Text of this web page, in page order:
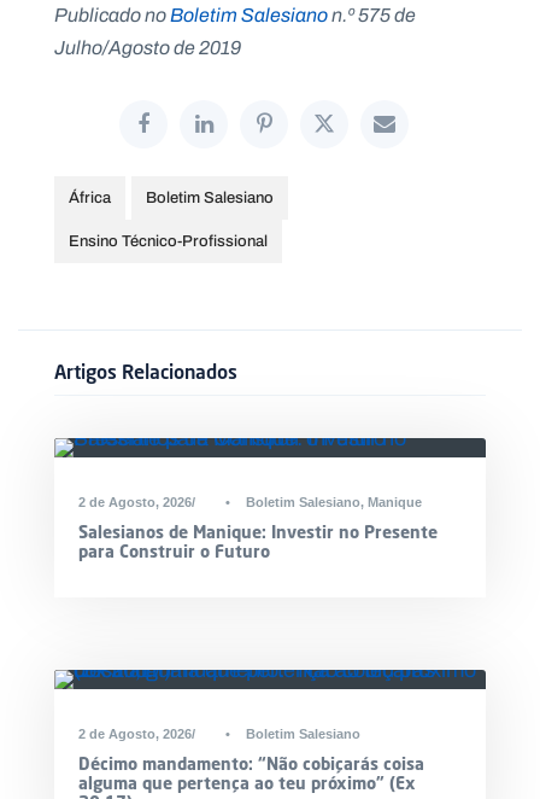
Publicado noBoletim Salesianon.º 575 de
Julho/Agosto de 2019
África
Boletim Salesiano
Ensino Técnico-Profissional
Artigos Relacionados
2 de Agosto, 2026 • Boletim Salesiano, Manique
Salesianos de Manique: Investir no Presente
para Construir o Futuro
2 de Agosto, 2026 • Boletim Salesiano
Décimo mandamento: “Não cobiçarás coisa
alguma que pertença ao teu próximo” (Ex